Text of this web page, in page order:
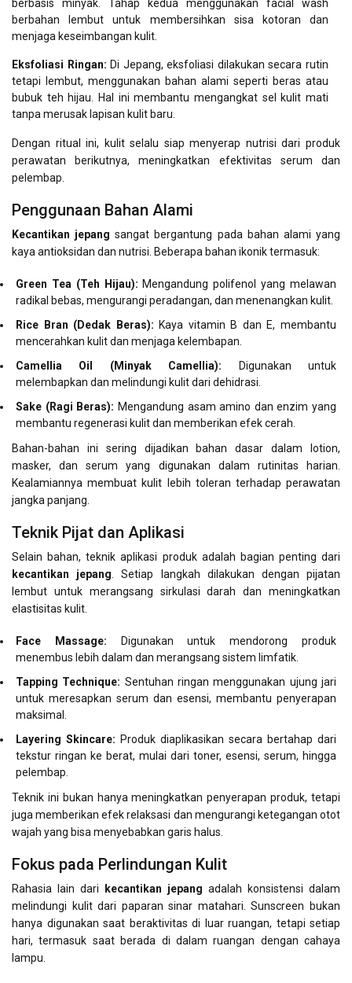
berbasis minyak. Tahap kedua menggunakan facial wash
berbahan lembut untuk membersihkan sisa kotoran dan
menjaga keseimbangan kulit.
Eksfoliasi Ringan: Di Jepang, eksfoliasi dilakukan secara rutin
tetapi lembut, menggunakan bahan alami seperti beras atau
bubuk teh hijau. Hal ini membantu mengangkat sel kulit mati
tanpa merusak lapisan kulit baru.
Dengan ritual ini, kulit selalu siap menyerap nutrisi dari produk
perawatan berikutnya, meningkatkan efektivitas serum dan
pelembap.
Penggunaan Bahan Alami
Kecantikan jepang sangat bergantung pada bahan alami yang
kaya antioksidan dan nutrisi. Beberapa bahan ikonik termasuk:
Green Tea (Teh Hijau): Mengandung polifenol yang melawan
radikal bebas, mengurangi peradangan, dan menenangkan kulit.
Rice Bran (Dedak Beras): Kaya vitamin B dan E, membantu
mencerahkan kulit dan menjaga kelembapan.
Camellia Oil (Minyak Camellia): Digunakan untuk
melembapkan dan melindungi kulit dari dehidrasi.
Sake (Ragi Beras): Mengandung asam amino dan enzim yang
membantu regenerasi kulit dan memberikan efek cerah.
Bahan-bahan ini sering dijadikan bahan dasar dalam lotion,
masker, dan serum yang digunakan dalam rutinitas harian.
Kealamiannya membuat kulit lebih toleran terhadap perawatan
jangka panjang.
Teknik Pijat dan Aplikasi
Selain bahan, teknik aplikasi produk adalah bagian penting dari
kecantikan jepang . Setiap langkah dilakukan dengan pijatan
lembut untuk merangsang sirkulasi darah dan meningkatkan
elastisitas kulit.
Face Massage: Digunakan untuk mendorong produk
menembus lebih dalam dan merangsang sistem limfatik.
Tapping Technique: Sentuhan ringan menggunakan ujung jari
untuk meresapkan serum dan esensi, membantu penyerapan
maksimal.
Layering Skincare: Produk diaplikasikan secara bertahap dari
tekstur ringan ke berat, mulai dari toner, esensi, serum, hingga
pelembap.
Teknik ini bukan hanya meningkatkan penyerapan produk, tetapi
juga memberikan efek relaksasi dan mengurangi ketegangan otot
wajah yang bisa menyebabkan garis halus.
Fokus pada Perlindungan Kulit
Rahasia lain dari kecantikan jepang adalah konsistensi dalam
melindungi kulit dari paparan sinar matahari. Sunscreen bukan
hanya digunakan saat beraktivitas di luar ruangan, tetapi setiap
hari, termasuk saat berada di dalam ruangan dengan cahaya
lampu.